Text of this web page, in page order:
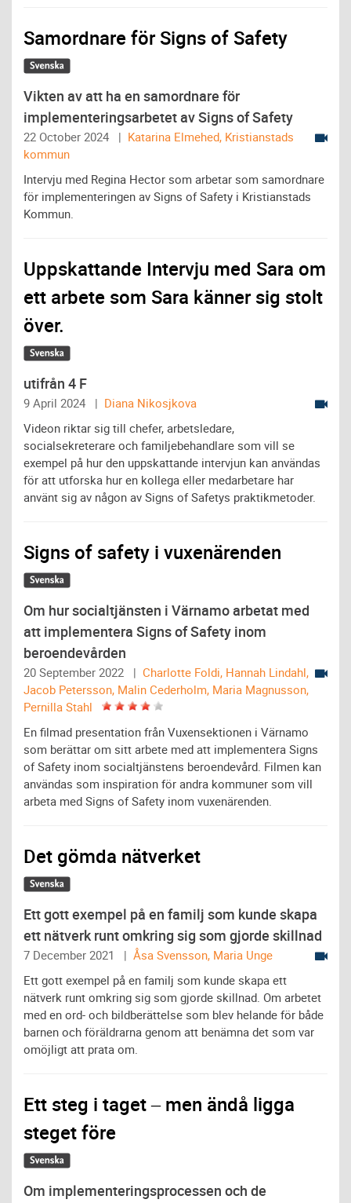
Samordnare för Signs of Safety
Vikten av att ha en samordnare för
implementeringsarbetet av Signs of Safety
22 October 2024 | Katarina Elmehed, Kristianstads
kommun
Intervju med Regina Hector som arbetar som samordnare
för implementeringen av Signs of Safety i Kristianstads
Kommun.
Uppskattande Intervju med Sara om
ett arbete som Sara känner sig stolt
över.
utifrån 4 F
9 April 2024 | Diana Nikosjkova
Videon riktar sig till chefer, arbetsledare,
socialsekreterare och familjebehandlare som vill se
exempel på hur den uppskattande intervjun kan användas
för att utforska hur en kollega eller medarbetare har
använt sig av någon av Signs of Safetys praktikmetoder.
Signs of safety i vuxenärenden
Om hur socialtjänsten i Värnamo arbetat med
att implementera Signs of Safety inom
beroendevården
20 September 2022 | Charlotte Foldi, Hannah Lindahl,
Jacob Petersson, Malin Cederholm, Maria Magnusson,
Pernilla Stahl
En filmad presentation från Vuxensektionen i Värnamo
som berättar om sitt arbete med att implementera Signs
of Safety inom socialtjänstens beroendevård. Filmen kan
användas som inspiration för andra kommuner som vill
arbeta med Signs of Safety inom vuxenärenden.
Det gömda nätverket
Ett gott exempel på en familj som kunde skapa
ett nätverk runt omkring sig som gjorde skillnad
7 December 2021 | Åsa Svensson, Maria Unge
Ett gott exempel på en familj som kunde skapa ett
nätverk runt omkring sig som gjorde skillnad. Om arbetet
med en ord- och bildberättelse som blev helande för både
barnen och föräldrarna genom att benämna det som var
omöjligt att prata om.
Ett steg i taget – men ändå ligga
steget före
Om implementeringsprocessen och de